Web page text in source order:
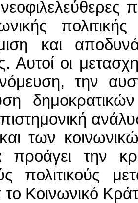
και
Αυτοί οι
την
των
προάγει την
πολιτικούς
το Κοινωνικό